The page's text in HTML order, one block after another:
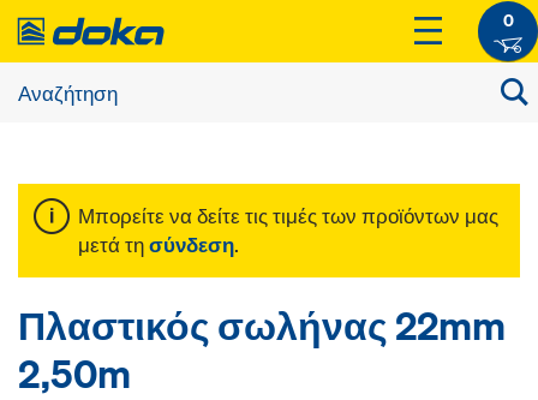
0
Μπορείτε να δείτε τις τιμές των προϊόντων μας
μετά τησύνδεση.
Πλαστικός σωλήνας 22mm
2,50m